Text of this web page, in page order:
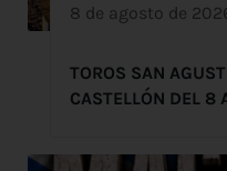
8 de agosto de
TOROS SAN
CASTELLÓN DEL 8